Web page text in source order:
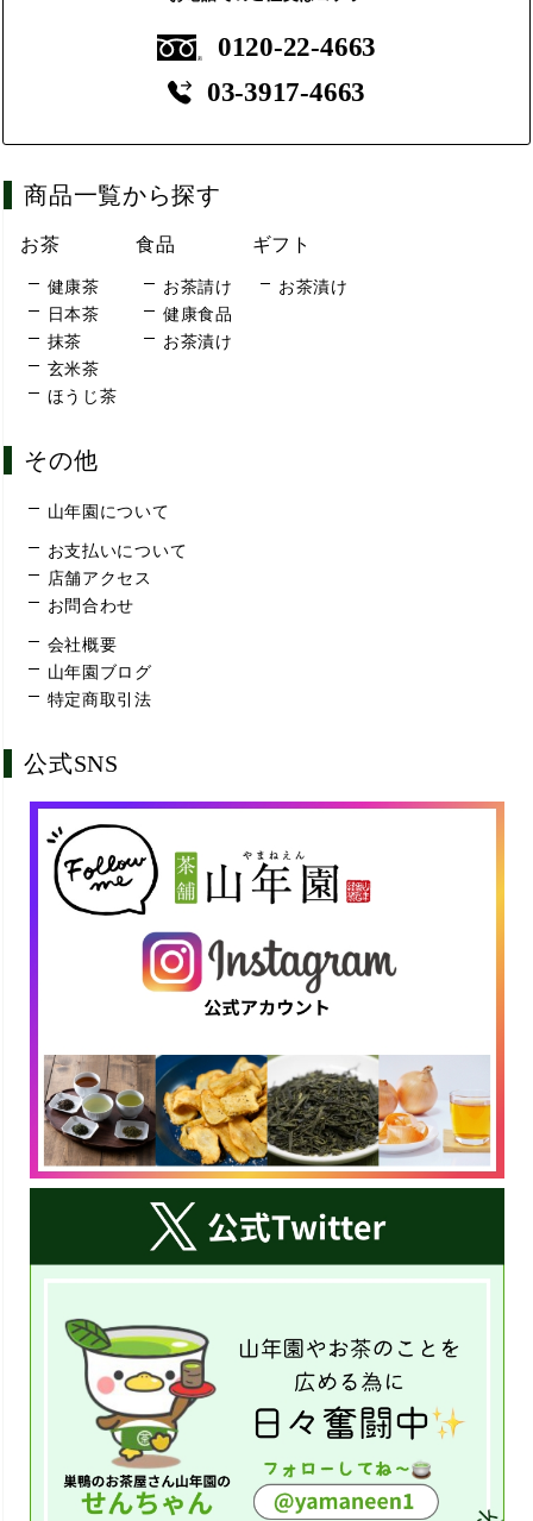
0120-22-4663
03-3917-4663
商品一覧から探す
お茶
健康茶
日本茶
抹茶
玄米茶
ほうじ茶
食品
お茶請け
健康食品
お茶漬け
ギフト
お茶漬け
その他
山年園について
お支払いについて
店舗アクセス
お問合わせ
会社概要
山年園ブログ
特定商取引法
公式SNS